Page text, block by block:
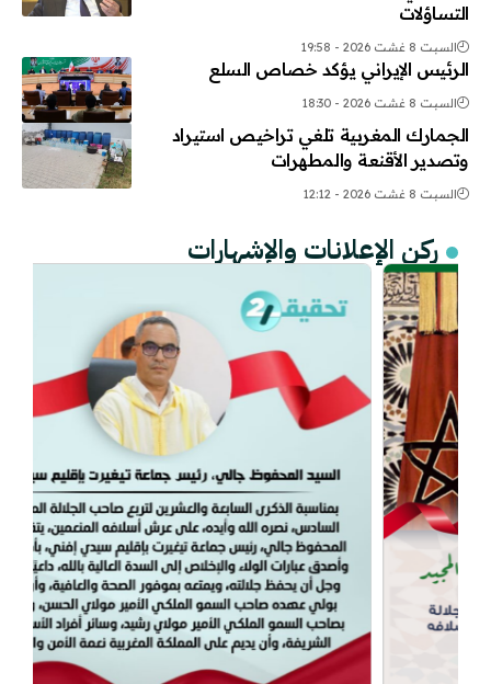
التساؤلات
السبت 8 غشت 2026 - 19:58
الرئيس الإيراني يؤكد خصاص السلع
السبت 8 غشت 2026 - 18:30
الجمارك المغربية تلغي تراخيص استيراد
وتصدير الأقنعة والمطهرات
السبت 8 غشت 2026 - 12:12
ركن الإعلانات والإشهارات